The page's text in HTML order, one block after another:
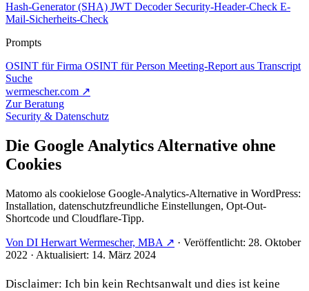
Hash-Generator (SHA) JWT Decoder Security-Header-Check E-
Mail-Sicherheits-Check
Prompts
OSINT für Firma OSINT für Person Meeting-Report aus Transcript
Suche
wermescher.com ↗
Zur Beratung
Security & Datenschutz
Die Google Analytics Alternative ohne
Cookies
Matomo als cookielose Google-Analytics-Alternative in WordPress:
Installation, datenschutzfreundliche Einstellungen, Opt-Out-
Shortcode und Cloudflare-Tipp.
Von DI Herwart Wermescher, MBA ↗ · Veröffentlicht: 28. Oktober
2022 · Aktualisiert: 14. März 2024
Disclaimer: Ich bin kein Rechtsanwalt und dies ist keine